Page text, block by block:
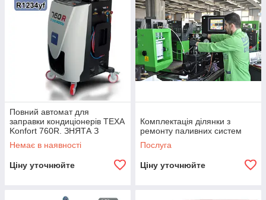
Повний автомат для
заправки кондиціонерів TEXA
Konfort 760R. ЗНЯТА З
ВИРОБНИЦТВА
Немає в наявності
Ціну уточнюйте
Комплектація ділянки з
ремонту паливних систем
Послуга
Ціну уточнюйте